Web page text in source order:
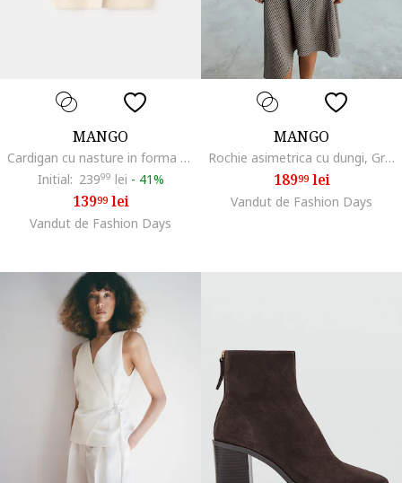
MANGO
Cardigan cu nasture in forma de soare si maneci medi, Bej deschis
Initial: 23999 lei - 41%
13999lei
Vandut de Fashion Days
MANGO
Rochie asimetrica cu dungi, Gri maroniu
18999lei
Vandut de Fashion Days